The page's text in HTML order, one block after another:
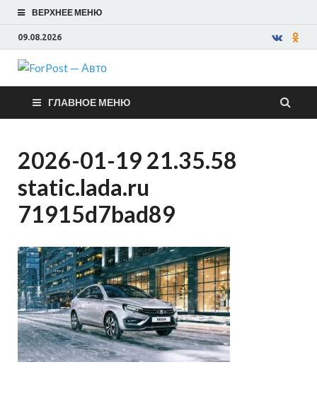
ВЕРХНЕЕ МЕНЮ
09.08.2026
ForPost —
Авто
ГЛАВНОЕ МЕНЮ
2026-01-19 21.35.58
static.lada.ru
71915d7bad89